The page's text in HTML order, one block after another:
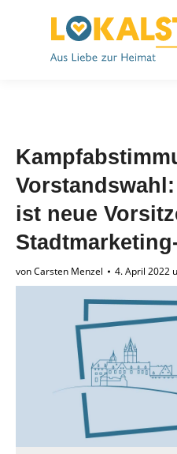
ist neue
vonCarsten Menzel 4. April 2022